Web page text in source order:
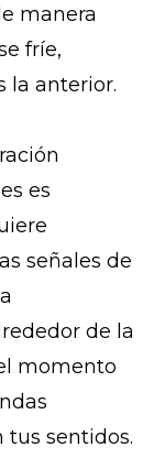
manera
fríe,
la anterior.
es
señales de
de la
momento
tus sentidos.